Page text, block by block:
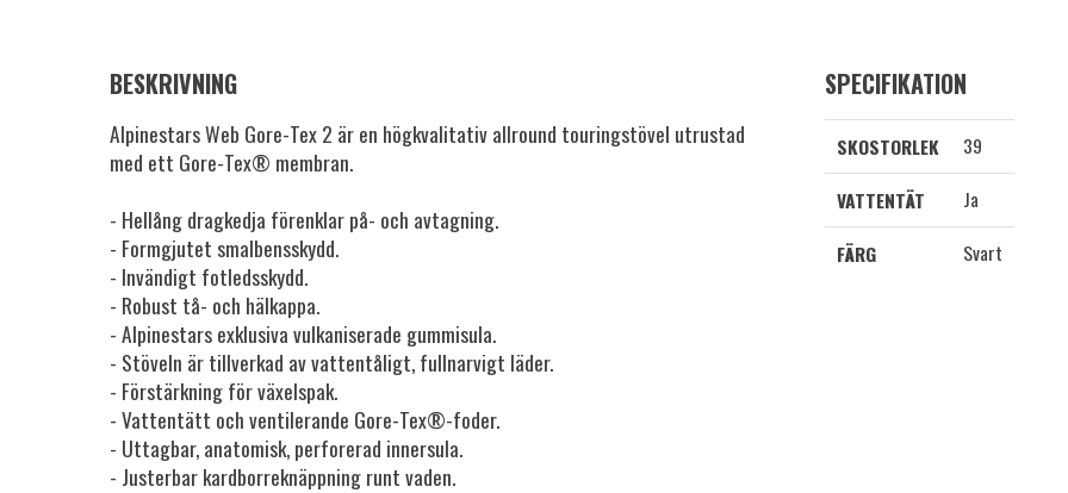
BESKRIVNING
Alpinestars Web Gore-Tex 2 är en högkvalitativ allround touringstövel utrustad
med ett Gore-Tex® membran.
- Hellång dragkedja förenklar på- och avtagning.
- Formgjutet smalbensskydd.
- Invändigt fotledsskydd.
- Robust tå- och hälkappa.
- Alpinestars exklusiva vulkaniserade gummisula.
- Stöveln är tillverkad av vattentåligt, fullnarvigt läder.
- Förstärkning för växelspak.
- Vattentätt och ventilerande Gore-Tex®-foder.
- Uttagbar, anatomisk, perforerad innersula.
- Justerbar kardborreknäppning runt vaden.
SPECIFIKATION
SKOSTORLEK
39
VATTENTÄT
Ja
FÄRG
Svart